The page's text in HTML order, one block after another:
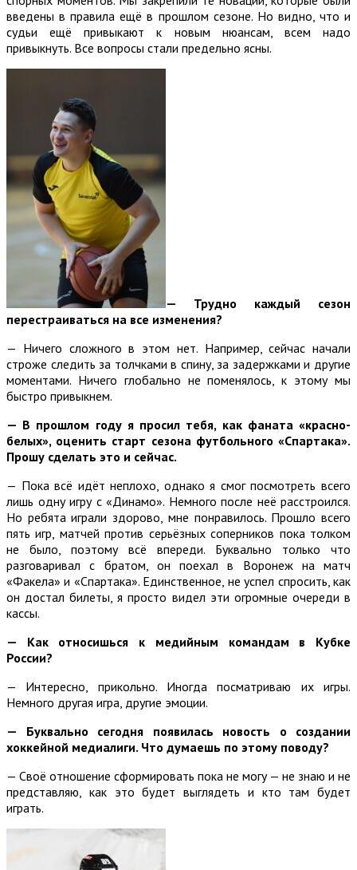
введены в правила ещё в прошлом сезоне. Но видно, что и
судьи ещё привыкают к новым нюансам, всем надо
привыкнуть. Все вопросы стали предельно ясны.
— Трудно каждый сезон
перестраиваться на все изменения?
— Ничего сложного в этом нет. Например, сейчас начали
строже следить за толчками в спину, за задержками и другие
моментами. Ничего глобально не поменялось, к этому мы
быстро привыкнем.
— В прошлом году я просил тебя, как фаната «красно-
белых», оценить старт сезона футбольного «Спартака».
Прошу сделать это и сейчас.
— Пока всё идёт неплохо, однако я смог посмотреть всего
лишь одну игру с «Динамо». Немного после неё расстроился.
Но ребята играли здорово, мне понравилось. Прошло всего
пять игр, матчей против серьёзных соперников пока толком
не было, поэтому всё впереди. Буквально только что
разговаривал с братом, он поехал в Воронеж на матч
«Факела» и «Спартака». Единственное, не успел спросить, как
он достал билеты, я просто видел эти огромные очереди в
кассы.
— Как относишься к медийным командам в Кубке
России?
— Интересно, прикольно. Иногда посматриваю их игры.
Немного другая игра, другие эмоции.
— Буквально сегодня появилась новость о создании
хоккейной медиалиги. Что думаешь по этому поводу?
— Своё отношение сформировать пока не могу — не знаю и не
представляю, как это будет выглядеть и кто там будет
играть.